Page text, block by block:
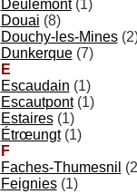
Deûlémont(1)
Douai (8)
Douchy-les-Mines
Dunkerque(7)
E
Escaudain (1)
Escautpont(1)
Estaires(1)
Étrœungt(1)
F
Faches-Thumesnil
Feignies(1)